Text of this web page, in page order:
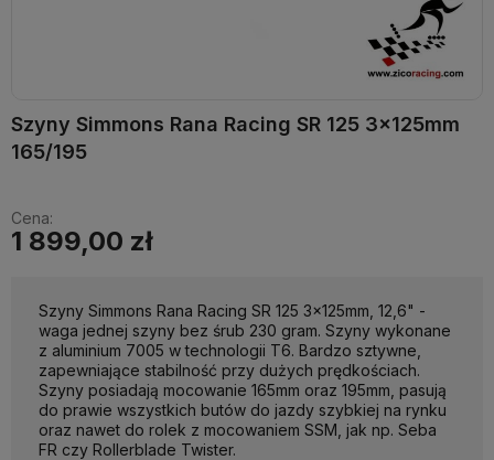
Szyny Simmons Rana Racing SR 125 3x125mm
165/195
Cena:
1 899,00 zł
Szyny Simmons Rana Racing SR 125 3x125mm, 12,6" -
waga jednej szyny bez śrub 230 gram. Szyny wykonane
z aluminium 7005 w technologii T6. Bardzo sztywne,
zapewniające stabilność przy dużych prędkościach.
Szyny posiadają mocowanie 165mm oraz 195mm, pasują
do prawie wszystkich butów do jazdy szybkiej na rynku
oraz nawet do rolek z mocowaniem SSM, jak np. Seba
FR czy Rollerblade Twister.